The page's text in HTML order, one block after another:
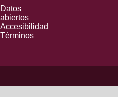
Datos
abiertos
Accesibilidad
Términos